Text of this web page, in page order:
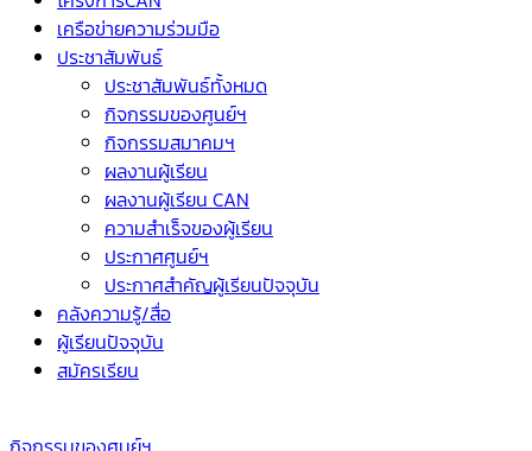
เครือข่ายความร่วมมือ
ประชาสัมพันธ์
ประชาสัมพันธ์ทั้งหมด
กิจกรรมของศูนย์ฯ
กิจกรรมสมาคมฯ
ผลงานผู้เรียน
ผลงานผู้เรียน CAN
ความสำเร็จของผู้เรียน
ประกาศศูนย์ฯ
ประกาศสำคัญผู้เรียนปัจจุบัน
คลังความรู้/สื่อ
ผู้เรียนปัจจุบัน
สมัครเรียน